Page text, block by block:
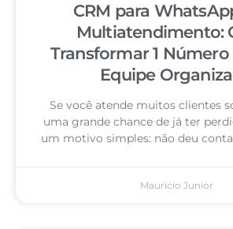
CRM para
Multiatendimento:
Transformar 1
Equipe
Se você atende muitos clientes
uma grande chance de já ter
um motivo simples: não deu
Mauricio Junior